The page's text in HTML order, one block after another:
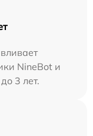
NineBot и
3 лет.